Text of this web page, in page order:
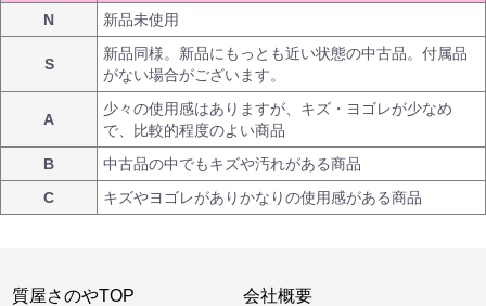
N
新品未使用
S
新品同様。新品にもっとも近い状態の中古品。付属品
がない場合がございます。
A
少々の使用感はありますが、キズ・ヨゴレが少なめ
で、比較的程度のよい商品
B
中古品の中でもキズや汚れがある商品
C
キズやヨゴレがありかなりの使用感がある商品
質屋さのやTOP
会社概要